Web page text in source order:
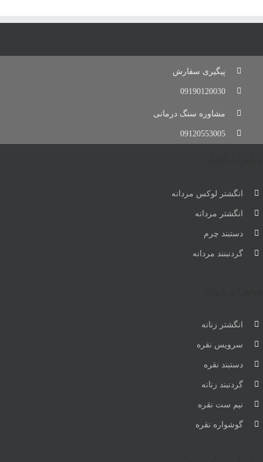
پیگیری سفارش
09190120030
مشاوره سنگ درمانی
09120553005
انگشتر لوکس مردانه
انگشتر مردانه
دستبند چرم
گردنبنند مردانه
انگشتر زنانه
سرویس نقره
دستبند نقره
گردنبند زنانه
نیم ست نقره
گوشواره نقره